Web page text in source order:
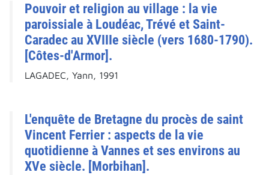
Pouvoir et religion au village : la vie
paroissiale à Loudéac, Trévé et Saint-
Caradec au XVIIIe siècle (vers 1680-1790).
[Côtes-d'Armor].
LAGADEC, Yann, 1991
L'enquête de Bretagne du procès de saint
Vincent Ferrier : aspects de la vie
quotidienne à Vannes et ses environs au
XVe siècle. [Morbihan].